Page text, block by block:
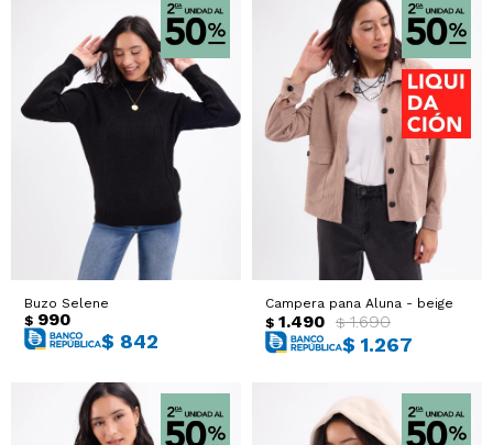
Buzo Selene
$ 990
$ 842
Campera pana Aluna - beige
$ 1.490 $ 1.690
$ 1.267